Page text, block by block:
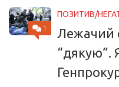
1
ПОЗИТИВ/
Лежачий
“дякую”.